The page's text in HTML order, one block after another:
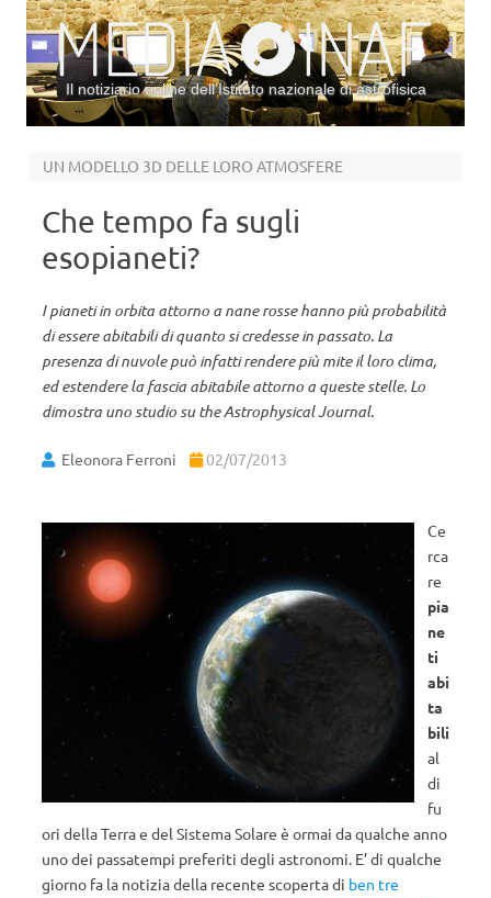
Il notiziario online dell’Istituto nazionale di astrofisica
UN MODELLO 3D DELLE LORO ATMOSFERE
Che tempo fa sugli
esopianeti?
I pianeti in orbita attorno a nane rosse hanno più probabilità
di essere abitabili di quanto si credesse in passato. La
presenza di nuvole può infatti rendere più mite il loro clima,
ed estendere la fascia abitabile attorno a queste stelle. Lo
dimostra uno studio su the Astrophysical Journal.
Eleonora Ferroni 02/07/2013
Ce
rca
re
pia
ne
ti
abi
ta
bili
al
di
fu
ori della Terra e del Sistema Solare è ormai da qualche anno
uno dei passatempi preferiti degli astronomi. E’ di qualche
giorno fa la notizia della recente scoperta di ben tre